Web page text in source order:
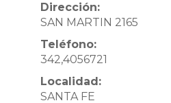
Dirección:
SAN MARTIN 2165
Teléfono:
342,4056721
Localidad:
SANTA FE